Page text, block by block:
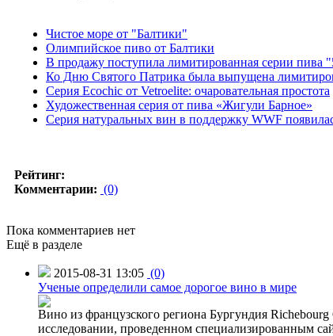
Чистое море от "Балтики"
Олимпийское пиво от Балтики
В продажу поступила лимитированная серии пива
Ко Дню Святого Патрика была выпущена
Серия Ecochic от Vetroelite: очаровательная простота
Художественная серия от пива «Жигули Барное»
Серия натуральных вин в поддержку WWF
Рейтинг:
Комментарии: (0)
Пока комментариев нет
Ещё в разделе
2015-08-31 13:05 (0)
Ученые определили самое дорогое вино в мире
Вино из французского региона Бургундия
исследовании, проведенном специализированным